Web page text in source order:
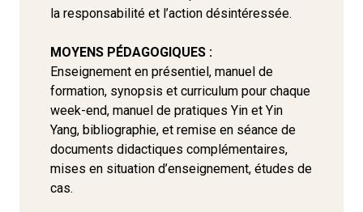
la responsabilité et l’action désintéressée.
MOYENS PÉDAGOGIQUES :
Enseignement en présentiel, manuel de
formation, synopsis et curriculum pour chaque
week-end, manuel de pratiques Yin et Yin
Yang, bibliographie, et remise en séance de
documents didactiques complémentaires,
mises en situation d’enseignement, études de
cas.